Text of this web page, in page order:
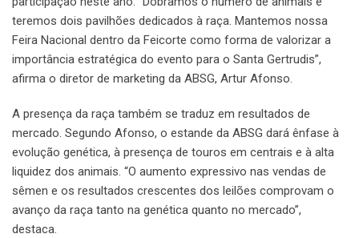
teremos dois pavilhões dedicados à raça. Mantemos nossa
Feira Nacional dentro da Feicorte como forma de valorizar a
importância estratégica do evento para o Santa Gertrudis”,
afirma o diretor de marketing da ABSG, Artur Afonso.
A presença da raça também se traduz em resultados de
mercado. Segundo Afonso, o estande da ABSG dará ênfase à
evolução genética, à presença de touros em centrais e à alta
liquidez dos animais. “O aumento expressivo nas vendas de
sêmen e os resultados crescentes dos leilões comprovam o
avanço da raça tanto na genética quanto no mercado”,
destaca.